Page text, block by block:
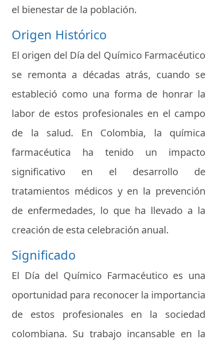
el bienestar de la población.
Origen Histórico
El origen del Día del Químico Farmacéutico
se remonta a décadas atrás, cuando se
estableció como una forma de honrar la
labor de estos profesionales en el campo
de la salud. En Colombia, la química
farmacéutica ha tenido un impacto
significativo en el desarrollo de
tratamientos médicos y en la prevención
de enfermedades, lo que ha llevado a la
creación de esta celebración anual.
Significado
El Día del Químico Farmacéutico es una
oportunidad para reconocer la importancia
de estos profesionales en la sociedad
colombiana. Su trabajo incansable en la